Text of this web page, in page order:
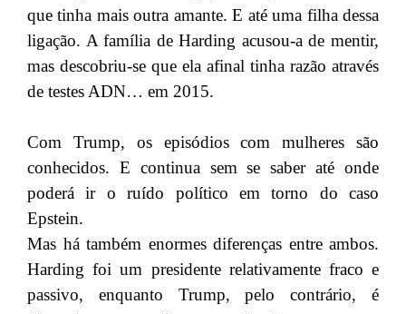
que tinha mais outra amante. E até uma filha dessa
ligação. A família de Harding acusou-a de mentir,
mas descobriu-se que ela afinal tinha razão através
de testes ADN… em 2015.
Com Trump, os episódios com mulheres são
conhecidos. E continua sem se saber até onde
poderá ir o ruído político em torno do caso
Epstein.
Mas há também enormes diferenças entre ambos.
Harding foi um presidente relativamente fraco e
passivo, enquanto Trump, pelo contrário, é